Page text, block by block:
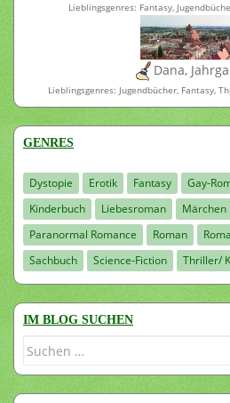
Lieblingsgenres: Fantasy,
Dana,
Lieblingsgenres: Jugendbücher, Fantasy,
GENRES
Dystopie Erotik Fantasy Gay-
Kinderbuch
Liebesroman Märchen
Paranormal Romance
Roman
Sachbuch
Science-Fiction Thriller/
IM BLOG SUCHEN
Suchen